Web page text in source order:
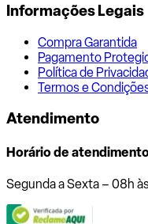
Informações Legais
Compra Garantida
Pagamento
Política de
Termos e
Atendimento
Horário de
Segunda a Sexta – 08h